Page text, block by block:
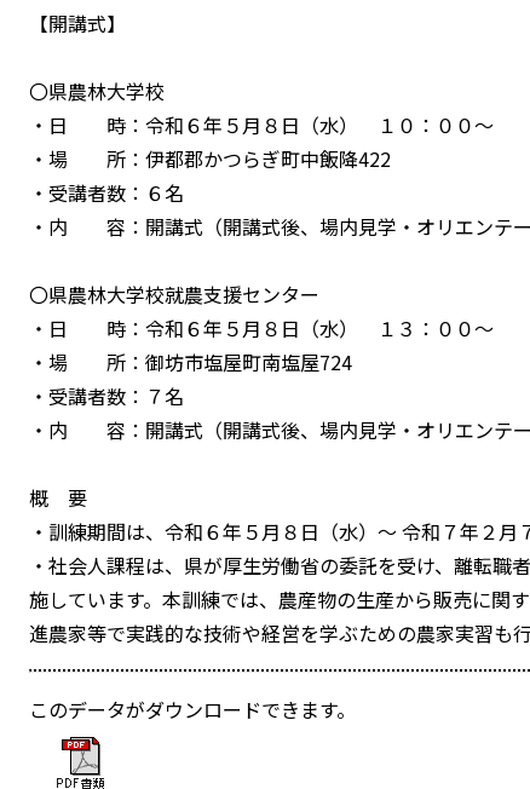
【開講式】
〇県農林大学校
・日 時：令和６年５月８日（水） １０：００～
・場 所：伊都郡かつらぎ町中飯降422
・受講者数：６名
・内 容：開講式（開講式後、場内見学・オリエンテ
〇県農林大学校就農支援センター
・日 時：令和６年５月８日（水） １３：００～
・場 所：御坊市塩屋町南塩屋724
・受講者数：７名
・内 容：開講式（開講式後、場内見学・オリエンテー
概 要
・訓練期間は、令和６年５月８日（水）～ 令和７年２月
・社会人課程は、県が厚生労働省の委託を受け、離転職
施しています。本訓練では、農産物の生産から販売に関
進農家等で実践的な技術や経営を学ぶための農家実習も行
このデータがダウンロードできます。